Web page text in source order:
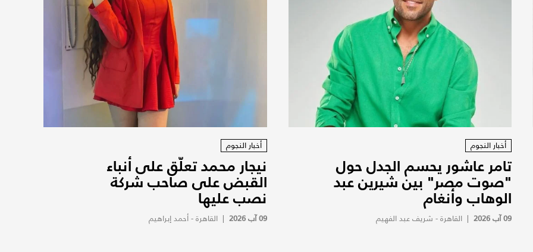
أخبار النجوم
تامر عاشور يحسم الجدل حول
"صوت مصر" بين شيرين عبد
الوهاب وأنغام
09 آب 2026 | القاهرة - شريف عبد الفهيم
أخبار النجوم
نيجار محمد تعلّق على أنباء
القبض على صاحب شركة
نصب عليها
09 آب 2026 |القاهرة - أحمد إبراهيم